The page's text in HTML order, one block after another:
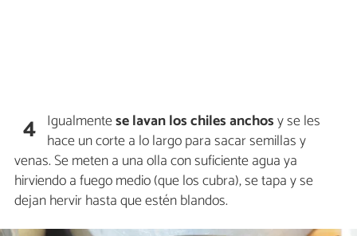
4 Igualmentese lavan los chiles anchosy se les
hace un corte a lo largo para sacar semillas y
venas. Se meten a una olla con suficiente agua ya
hirviendo a fuego medio (que los cubra), se tapa y se
dejan hervir hasta que estén blandos.